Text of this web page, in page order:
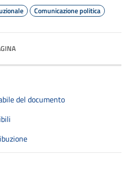
Comunicazione politica
del documento